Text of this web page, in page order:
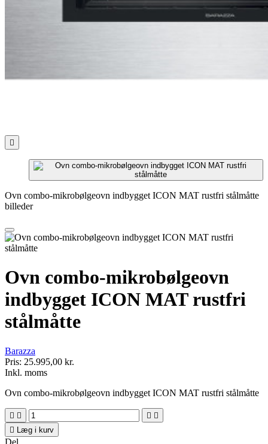

Ovn combo-mikrobølgeovn indbygget ICON MAT rustfri stålmåtte
billeder
Ovn combo-mikrobølgeovn
indbygget ICON MAT rustfri
stålmåtte
Barazza
Pris: 25.995,00 kr.
Inkl. moms
Ovn combo-mikrobølgeovn indbygget ICON MAT rustfri stålmåtte
   

Læg i kurv
Del